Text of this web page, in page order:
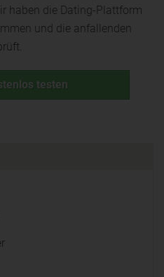
haben die Dating-Plattform
und die anfallenden
testen